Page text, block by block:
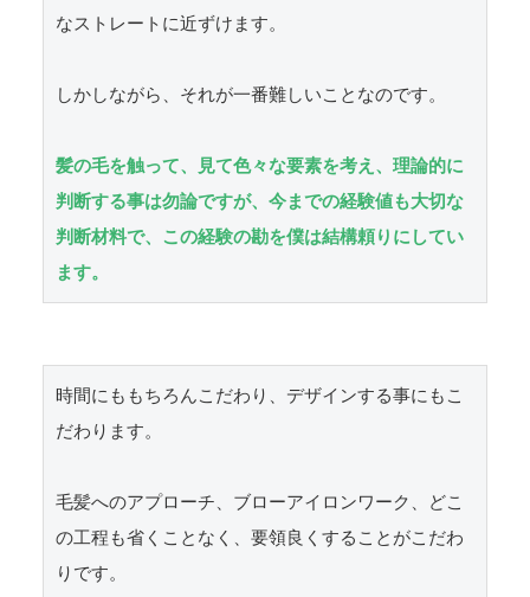
なストレートに近ずけます。
しかしながら、それが一番難しいことなのです。
髪の毛を触って、見て色々な要素を考え、理論的に
判断する事は勿論ですが、今までの経験値も大切な
判断材料で、この経験の勘を僕は結構頼りにしてい
ます。
時間にももちろんこだわり、デザインする事にもこ
だわります。
毛髪へのアプローチ、ブローアイロンワーク、どこ
の工程も省くことなく、要領良くすることがこだわ
りです。